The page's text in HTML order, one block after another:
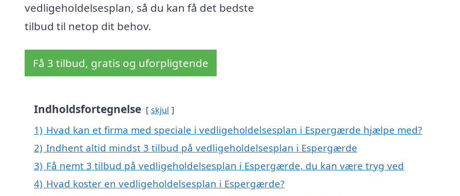
vedligeholdelsesplan, så du kan få det bedste
tilbud til netop dit behov.
Få 3 tilbud, gratis og uforpligtende
Indholdsfortegnelse skjul
1) Hvad kan et firma med speciale i vedligeholdelsesplan i Espergærde hjælpe med?
2) Indhent altid mindst 3 tilbud på vedligeholdelsesplan i Espergærde
3) Få nemt 3 tilbud på vedligeholdelsesplan i Espergærde, du kan være tryg ved
4) Hvad koster en vedligeholdelsesplan i Espergærde?